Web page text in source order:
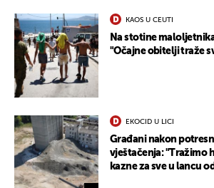
KAOS U CEUTI
Na stotine
"Očajne obitelji traže
EKOCID U LICI
Građani nakon
vještačenja: "Tražimo
kazne za sve u lancu